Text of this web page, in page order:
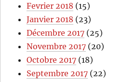
Fevrier 2018 (15)
Janvier 2018 (23)
Décembre 2017 (25)
Novembre 2017 (20)
Octobre 2017 (18)
Septembre 2017 (22)